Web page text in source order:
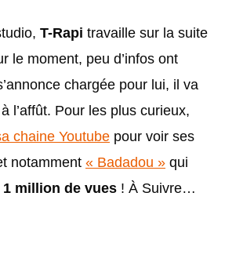
T-Rapi travaille sur la suite
le moment, peu d’infos ont
chargée pour lui, il va
l’affût. Pour les plus curieux,
chaine Youtube pour voir ses
notamment « Badadou » qui
1 million de vues ! À Suivre…